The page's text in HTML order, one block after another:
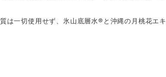
は一切使用せず、氷山底層水®︎と沖縄の月桃花エキ